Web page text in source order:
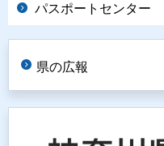
パスポートセンター
県の広報